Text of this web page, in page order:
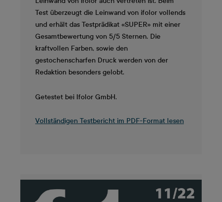
Test überzeugt die Leinwand von ifolor vollends
und erhält das Testprädikat «SUPER» mit einer
Gesamtbewertung von 5/5 Sternen. Die
kraftvollen Farben, sowie den
gestochenscharfen Druck werden von der
Redaktion besonders gelobt.
Getestet bei Ifolor GmbH.
Vollständigen Testbericht im PDF-Format lesen